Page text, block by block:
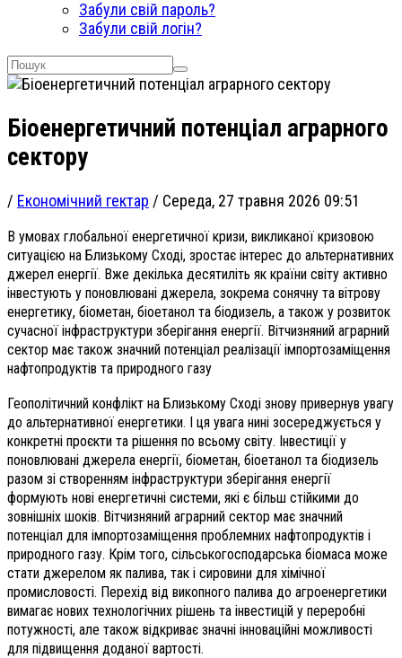
Забули свій пароль?
Забули свій логін?
Біоенергетичний потенціал аграрного
сектору
/ Економічний гектар / Середа, 27 травня 2026 09:51
В умовах глобальної енергетичної кризи, викликаної кризовою
ситуацією на Близькому Сході, зростає інтерес до альтернативних
джерел енергії. Вже декілька десятиліть як країни світу активно
інвестують у поновлювані джерела, зокрема сонячну та вітрову
енергетику, біометан, біоетанол та біодизель, а також у розвиток
сучасної інфраструктури зберігання енергії. Вітчизняний аграрний
сектор має також значний потенціал реалізації імпортозаміщення
нафтопродуктів та природного газу
Геополітичний конфлікт на Близькому Сході знову привернув увагу
до альтернативної енергетики. І ця увага нині зосереджується у
конкретні проєкти та рішення по всьому світу. Інвестиції у
поновлювані джерела енергії, біометан, біоетанол та біодизель
разом зі створенням інфраструктури зберігання енергії
формують нові енергетичні системи, які є більш стійкими до
зовнішніх шоків. Вітчизняний аграрний сектор має значний
потенціал для імпортозаміщення проблемних нафтопродуктів і
природного газу. Крім того, сільськогосподарська біомаса може
стати джерелом як палива, так і сировини для хімічної
промисловості. Перехід від викопного палива до агроенергетики
вимагає нових технологічних рішень та інвестицій у переробні
потужності, але також відкриває значні інноваційні можливості
для підвищення доданої вартості.